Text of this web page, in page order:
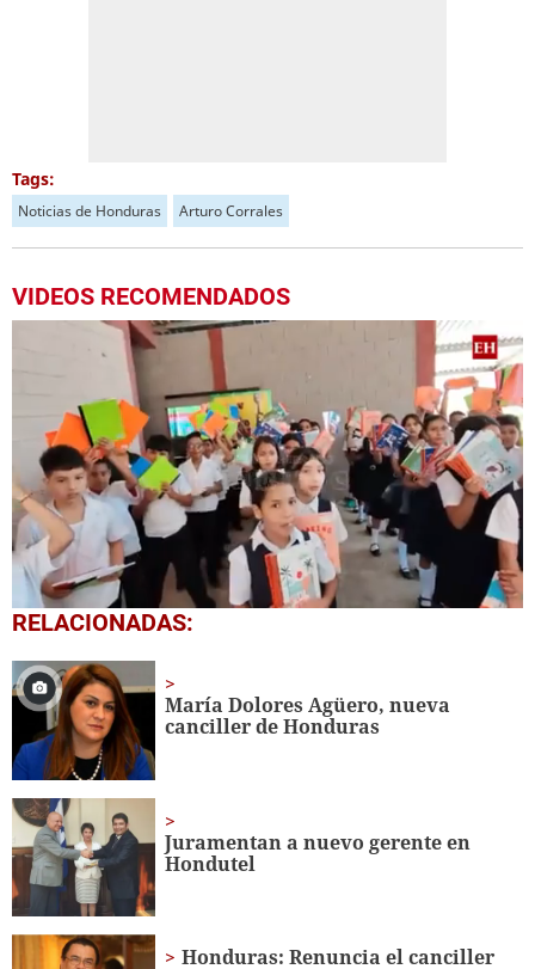
Tags:
Noticias de Honduras Arturo Corrales
VIDEOS RECOMENDADOS
0
seconds
1
minute,
56
seconds
RELACIONADAS:
María Dolores Agüero, nueva
canciller de Honduras
Juramentan a nuevo gerente en
Hondutel
Honduras: Renuncia el canciller